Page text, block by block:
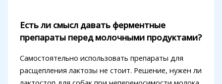
Есть ли смысл давать ферментные
препараты перед молочными продуктами?
Самостоятельно использовать препараты для
расщепления лактозы не стоит. Решение, нужен ли